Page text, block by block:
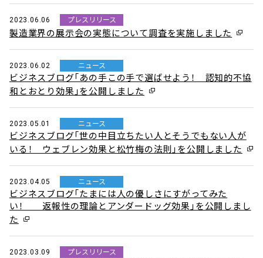
2023.06.06 プレスリリース
製造業界の展示会の実態について調査を実施しました
2023.06.02 ニュース
ビジネスブログ「あの手この手で選ばせよう！ 認知的不協
和とおとり効果」を公開しました
2023.05.01 ニュース
ビジネスブログ「世の中目立ちたい人とそうでもない人が
いる！ ウェブレン効果と松竹梅の法則」を公開しました
2023.04.05 ニュース
ビジネスブログ「たまには人の優しさにすがってみた
い！ 返報性の理論とアンダードッグ効果」を公開しまし
た
2023.03.09 プレスリリース